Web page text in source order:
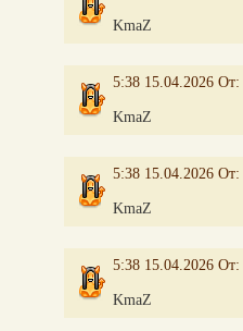
KmaZ
5:38 15.04.2026 От:
KmaZ
5:38 15.04.2026 От:
KmaZ
5:38 15.04.2026 От:
KmaZ